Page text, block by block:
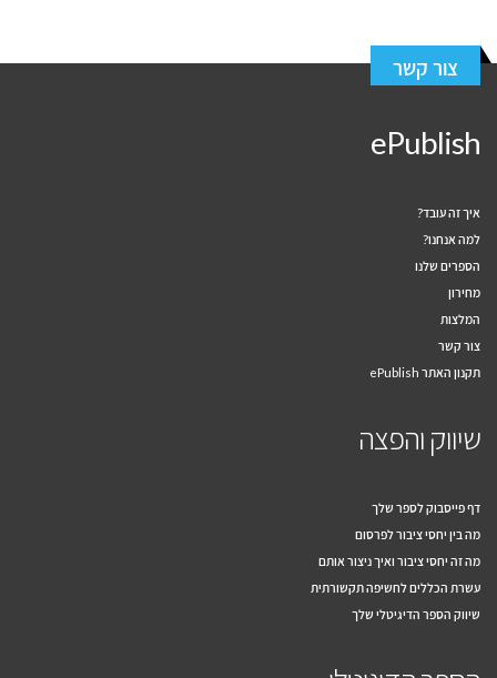
צור קשר
ePublish
איך זה עובד?
למה אנחנו?
הספרים שלנו
מחירון
המלצות
צור קשר
תקנון האתר ePublish
שיווק והפצה
דף פייסבוק לספר שלך
מה בין יחסי ציבור לפרסום
מה זה יחסי ציבור ואיך ניצור אותם
עשרת הכללים לחשיפה תקשורתית
שיווק הספר הדיגיטלי שלך